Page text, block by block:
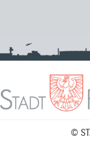
©